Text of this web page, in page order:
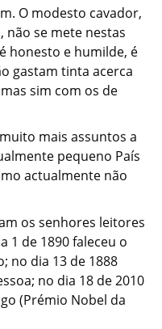
O modesto cavador,
não se mete nestas
honesto e humilde, é
gastam tinta acerca
sim com os de
mais assuntos a
pequeno País
actualmente não
os senhores leitores
1 de 1890 faleceu o
no dia 13 de 1888
no dia 18 de 2010
(Prémio Nobel da